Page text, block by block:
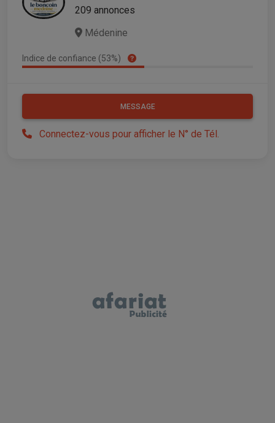
209 annonces
Médenine
Indice de confiance (53%)
MESSAGE
Connectez-vous pour afficher le N° de Tél.